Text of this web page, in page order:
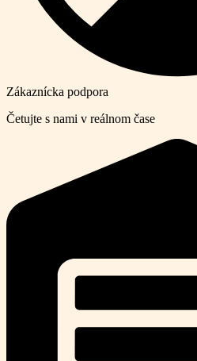
Zákaznícka podpora
Četujte s nami v reálnom čase